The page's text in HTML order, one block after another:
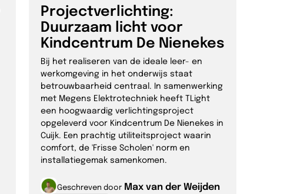
Projectverlichting:
Duurzaam licht voor
Kindcentrum De Nienekes
Bij het realiseren van de ideale leer- en
werkomgeving in het onderwijs staat
betrouwbaarheid centraal. In samenwerking
met Megens Elektrotechniek heeft TLight
een hoogwaardig verlichtingsproject
opgeleverd voor Kindcentrum De Nienekes in
Cuijk. Een prachtig utiliteitsproject waarin
comfort, de 'Frisse Scholen' norm en
installatiegemak samenkomen.
Geschreven door Max van der Weijden